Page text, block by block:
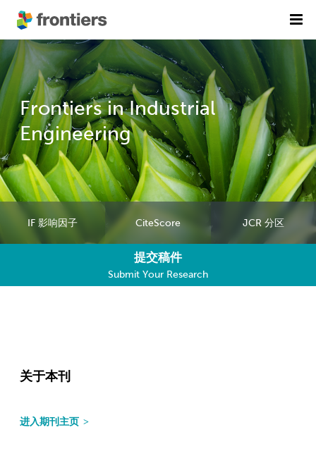
首页
期刊列表
精选潜力期刊
前沿专刊
科研诚信
出版费用
加入我们
Frontiers in Industrial
Engineering
IF 影响因子 CiteScore JCR 分区
提交稿件
Submit Your Research
关于本刊
进入期刊主页